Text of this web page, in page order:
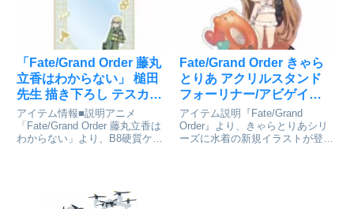
「Fate/Grand Order 藤丸
立香はわからない」 槌田
先生 描き下ろし テスカト
リポカ 梅雨の合間に B8硬
質ケース[アルマビアンカ]
が予約受付開始
アイテム情報■説明アニメ
「Fate/Grand Order 藤丸立香は
わからない」より、B8硬質ケー
アイコンなどをデザインしてケー
スに仕上げました。B...
Fate/Grand Order きゃら
とりあ アクリルスタンド
フォーリナー/アビゲイ
ル・ウィリアムズ〔夏〕
[アルジャーノンプロダク
ト]が予約受付開始
アイテム説明『Fate/Grand
Order』より、きゃらとりあシリ
ーズに水着の新規イラストが登